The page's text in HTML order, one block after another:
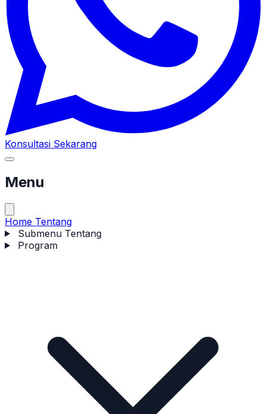
Konsultasi Sekarang
Menu
Home Tentang
Submenu Tentang
Program